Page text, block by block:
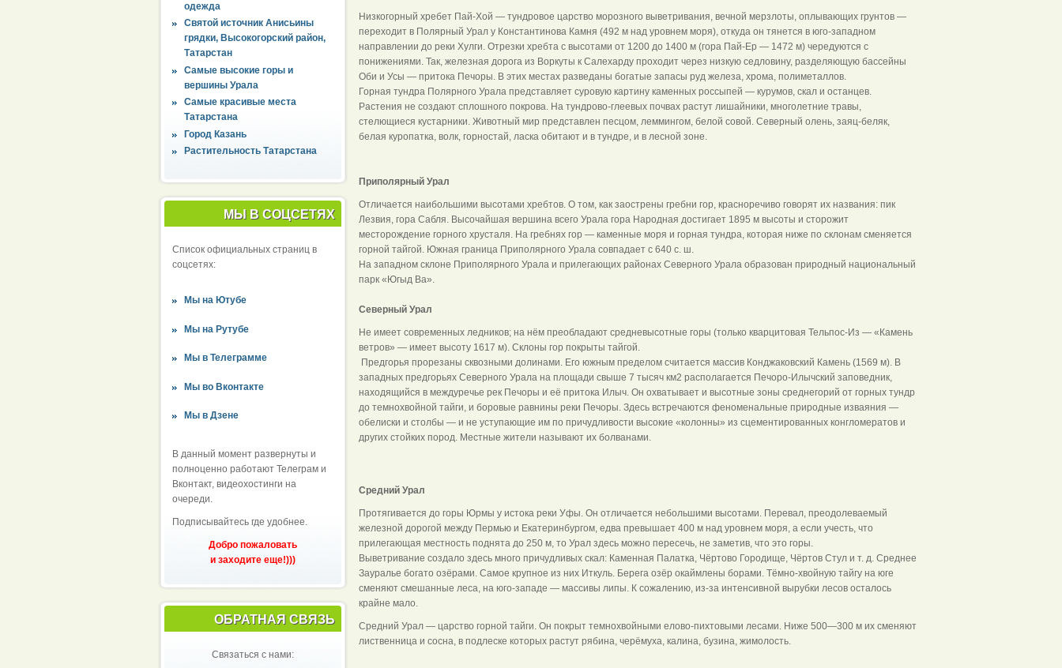
одежда
Святой источник Анисьины
грядки, Высокогорский район,
Татарстан
Самые высокие горы и
вершины Урала
Самые красивые места
Татарстана
Город Казань
Растительность Татарстана
МЫ В СОЦСЕТЯХ
Список официальных страниц в
соцсетях:
Мы на Ютубе
Мы на Рутубе
Мы в Телеграмме
Мы во Вконтакте
Мы в Дзене
В данный момент развернуты и
полноценно работают Телеграм и
Вконтакт, видеохостинги на
очереди.
Подписывайтесь где удобнее.
Добро пожаловать
и заходите еще!)))
ОБРАТНАЯ СВЯЗЬ
Связаться с нами:
Низкогорный хребет Пай-Хой — тундровое царство морозного выветривания, вечной мерзлоты, оплывающих грунтов —
переходит в Полярный Урал у Константинова Камня (492 м над уровнем моря), откуда он тянется в юго-западном
направлении до реки Хулги. Отрезки хребта с высотами от 1200 до 1400 м (гора Пай-Ер — 1472 м) чередуются с
понижениями. Так, железная дорога из Воркуты к Салехарду проходит через низкую седловину, разделяющую бассейны
Оби и Усы — притока Печоры. В этих местах разведаны богатые запасы руд железа, хрома, полиметаллов.
Горная тундра Полярного Урала представляет суровую картину каменных россыпей — курумов, скал и останцев.
Растения не создают сплошного покрова. На тундрово-глеевых почвах растут лишайники, многолетние травы,
стелющиеся кустарники. Животный мир представлен песцом, леммингом, белой совой. Северный олень, заяц-беляк,
белая куропатка, волк, горностай, ласка обитают и в тундре, и в лесной зоне.
Приполярный Урал
Отличается наибольшими высотами хребтов. О том, как заострены гребни гор, красноречиво говорят их названия: пик
Лезвия, гора Сабля. Высочайшая вершина всего Урала гора Народная достигает 1895 м высоты и сторожит
месторождение горного хрусталя. На гребнях гор — каменные моря и горная тундра, которая ниже по склонам сменяется
горной тайгой. Южная граница Приполярного Урала совпадает с 640 с. ш.
На западном склоне Приполярного Урала и прилегающих районах Северного Урала образован природный национальный
парк «Югыд Ва».
Северный Урал
Не имеет современных ледников; на нём преобладают средневысотные горы (только кварцитовая Тельпос-Из — «Камень
ветров» — имеет высоту 1617 м). Склоны гор покрыты тайгой.
Предгорья прорезаны сквозными долинами. Его южным пределом считается массив Конджаковский Камень (1569 м). В
западных предгорьях Северного Урала на площади свыше 7 тысяч км2 располагается Печоро-Илычский заповедник,
находящийся в междуречье рек Печоры и её притока Илыч. Он охватывает и высотные зоны среднегорий от горных тундр
до темнохвойной тайги, и боровые равнины реки Печоры. Здесь встречаются феноменальные природные изваяния —
обелиски и столбы — и не уступающие им по причудливости высокие «колонны» из сцементированных конгломератов и
других стойких пород. Местные жители называют их болванами.
Средний Урал
Протягивается до горы Юрмы у истока реки Уфы. Он отличается небольшими высотами. Перевал, преодолеваемый
железной дорогой между Пермью и Екатеринбургом, едва превышает 400 м над уровнем моря, а если учесть, что
прилегающая местность поднята до 250 м, то Урал здесь можно пересечь, не заметив, что это горы.
Выветривание создало здесь много причудливых скал: Каменная Палатка, Чёртово Городище, Чёртов Стул и т. д. Среднее
Зауралье богато озёрами. Самое крупное из них Иткуль. Берега озёр окаймлены борами. Тёмно-хвойную тайгу на юге
сменяют смешанные леса, на юго-западе — массивы липы. К сожалению, из-за интенсивной вырубки лесов осталось
крайне мало.
Средний Урал — царство горной тайги. Он покрыт темнохвойными елово-пихтовыми лесами. Ниже 500—300 м их сменяют
лиственница и сосна, в подлеске которых растут рябина, черёмуха, калина, бузина, жимолость.